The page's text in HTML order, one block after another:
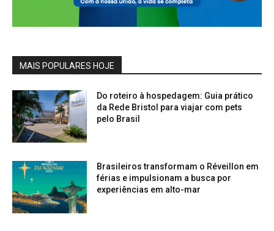
MAIS POPULARES HOJE
Do roteiro à hospedagem: Guia prático
da Rede Bristol para viajar com pets
pelo Brasil
Brasileiros transformam o Réveillon em
férias e impulsionam a busca por
experiências em alto-mar